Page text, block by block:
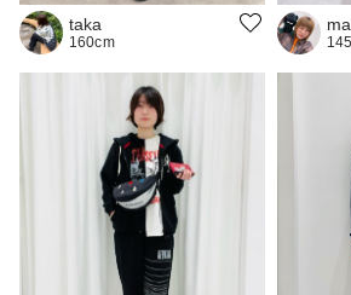
taka
160cm